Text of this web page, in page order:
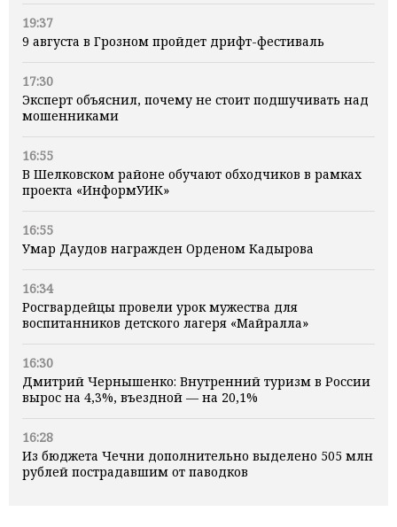
19:37
9 августа в Грозном пройдет дрифт-фестиваль
17:30
Эксперт объяснил, почему не стоит подшучивать над
мошенниками
16:55
В Шелковском районе обучают обходчиков в рамках
проекта «ИнформУИК»
16:55
Умар Даудов награжден Орденом Кадырова
16:34
Росгвардейцы провели урок мужества для
воспитанников детского лагеря «Майралла»
16:30
Дмитрий Чернышенко: Внутренний туризм в России
вырос на 4,3%, въездной — на 20,1%
16:28
Из бюджета Чечни дополнительно выделено 505 млн
рублей пострадавшим от паводков